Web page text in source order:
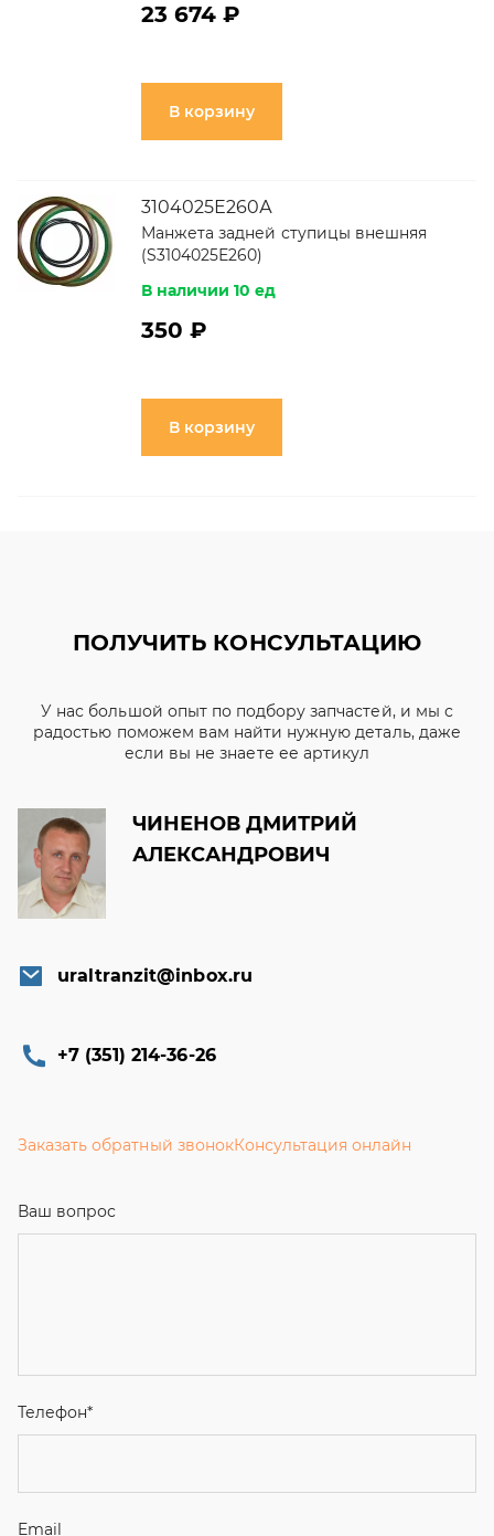
23 674 ₽
В корзину
3104025Е260А
Манжета задней ступицы внешняя
(S3104025Е260)
В наличии 10 ед
350 ₽
В корзину
ПОЛУЧИТЬ КОНСУЛЬТАЦИЮ
У нас большой опыт по подбору запчастей, и мы с
радостью поможем вам найти нужную деталь, даже
если вы не знаете ее артикул
ЧИНЕНОВ ДМИТРИЙ
АЛЕКСАНДРОВИЧ
uraltranzit@inbox.ru
+7 (351) 214-36-26
Заказать обратный звонокКонсультация онлайн
Ваш вопрос